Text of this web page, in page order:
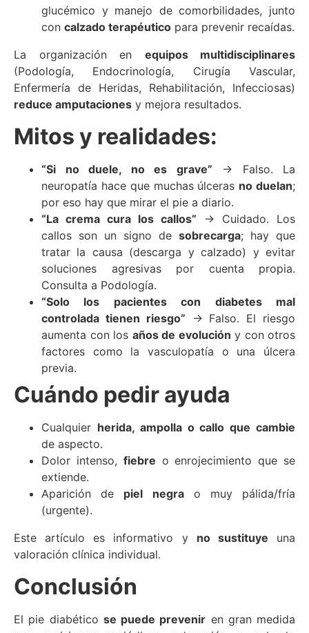
glucémico y manejo de comorbilidades, junto
con calzado terapéutico para prevenir recaídas.
La organización en equipos multidisciplinares
(Podología, Endocrinología, Cirugía Vascular,
Enfermería de Heridas, Rehabilitación, Infecciosas)
reduce amputaciones y mejora resultados.
Mitos y realidades:
“Si no duele, no es grave” → Falso. La
neuropatía hace que muchas úlceras no duelan;
por eso hay que mirar el pie a diario.
“La crema cura los callos” → Cuidado. Los
callos son un signo de sobrecarga; hay que
tratar la causa (descarga y calzado) y evitar
soluciones agresivas por cuenta propia.
Consulta a Podología.
“Solo los pacientes con diabetes mal
controlada tienen riesgo” → Falso. El riesgo
aumenta con los años de evolución y con otros
factores como la vasculopatía o una úlcera
previa.
Cuándo pedir ayuda
Cualquier herida, ampolla o callo que cambie
de aspecto.
Dolor intenso, fiebre o enrojecimiento que se
extiende.
Aparición de piel negrao muy pálida/fría
(urgente).
Este artículo es informativo y no sustituye una
valoración clínica individual.
Conclusión
El pie diabético se puede prevenir en gran medida